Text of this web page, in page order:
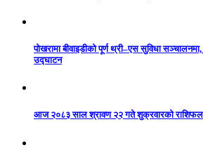
पोखरामा बीवाइडीको पूर्ण थ्री–एस सुविधा
उद्घाटन
आज २०८३ साल श्रावण २२ गते शुक्रवारको राशिफल